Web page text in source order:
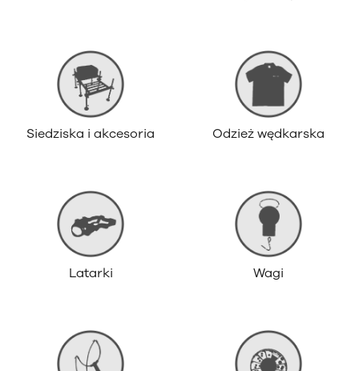
Siedziska i akcesoria Odzież wędkarska
Latarki Wagi